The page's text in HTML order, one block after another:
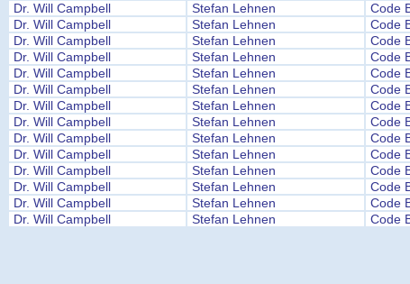
Dr. Will Campbell
Stefan Lehnen Code
Dr. Will Campbell
Stefan Lehnen Code
Dr. Will Campbell
Stefan Lehnen Code
Dr. Will Campbell
Stefan Lehnen Code
Dr. Will Campbell
Stefan Lehnen Code
Dr. Will Campbell
Stefan Lehnen Code
Dr. Will Campbell
Stefan Lehnen Code
Dr. Will Campbell
Stefan Lehnen Code
Dr. Will Campbell
Stefan Lehnen Code
Dr. Will Campbell
Stefan Lehnen Code
Dr. Will Campbell
Stefan Lehnen Code
Dr. Will Campbell
Stefan Lehnen Code
Dr. Will Campbell
Stefan Lehnen Code
Dr. Will Campbell
Stefan Lehnen Code